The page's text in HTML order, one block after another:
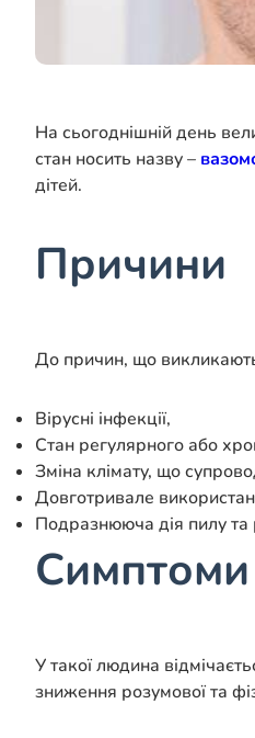
На сьогоднішній день
стан носить назву –
дітей.
Причини
До причин, що
Вірусні інфекції,
Стан регулярного або
Зміна клімату, що
Довготривале
Подразнююча дія пилу та
Симптоми
У такої людина
зниження розумової та